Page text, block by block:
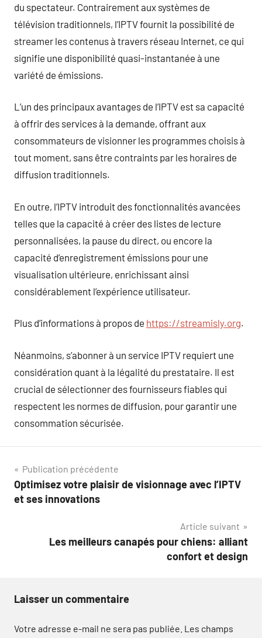
du spectateur. Contrairement aux systèmes de
télévision traditionnels, l’IPTV fournit la possibilité de
streamer les contenus à travers réseau Internet, ce qui
signifie une disponibilité quasi-instantanée à une
variété de émissions.
L’un des principaux avantages de l’IPTV est sa capacité
à offrir des services à la demande, offrant aux
consommateurs de visionner les programmes choisis à
tout moment, sans être contraints par les horaires de
diffusion traditionnels.
En outre, l’IPTV introduit des fonctionnalités avancées
telles que la capacité à créer des listes de lecture
personnalisées, la pause du direct, ou encore la
capacité d’enregistrement émissions pour une
visualisation ultérieure, enrichissant ainsi
considérablement l’expérience utilisateur.
Plus d’informations à propos de https://streamisly.org.
Néanmoins, s’abonner à un service IPTV requiert une
considération quant à la légalité du prestataire. Il est
crucial de sélectionner des fournisseurs fiables qui
respectent les normes de diffusion, pour garantir une
consommation sécurisée.
Navigation
de
Publication précédente
Optimisez votre plaisir de visionnage avec l’IPTV
et ses innovations
Article suivant
Les meilleurs canapés pour chiens: alliant
confort et design
Laisser un commentaire
Votre adresse e-mail ne sera pas publiée. Les champs